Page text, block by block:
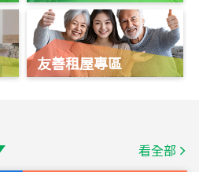
友善租屋專區
看全部